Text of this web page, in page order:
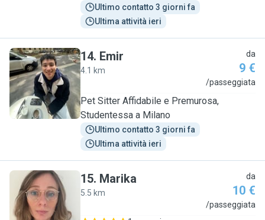
Ultimo contatto 3 giorni fa
Ultima attività ieri
E
14. Emir
4.1 km
da
9 €
/passeggiata
Pet Sitter Affidabile e Premurosa,
Studentessa a Milano
Ultimo contatto 3 giorni fa
Ultima attività ieri
M
15. Marika
5.5 km
da
10 €
/passeggiata